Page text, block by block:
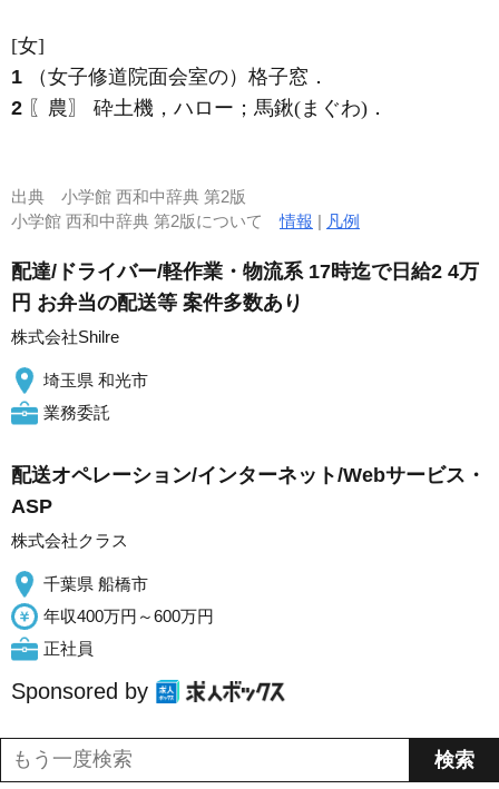
[女]
1 （女子修道院面会室の）格子窓．
2 〖農〗 砕土機，ハロー；馬鍬(まぐわ)．
出典 小学館 西和中辞典 第2版
小学館 西和中辞典 第2版について情報 | 凡例
配達/ドライバー/軽作業・物流系 17時迄で日給2 4万
円 お弁当の配送等 案件多数あり
株式会社Shilre
埼玉県 和光市
業務委託
配送オペレーション/インターネット/Webサービス・
ASP
株式会社クラス
千葉県 船橋市
年収400万円～600万円
正社員
Sponsored by